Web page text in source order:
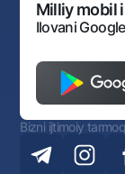
Monopoliyaga
Milliy mobil
Ilovani
Bizni ijtimoiy